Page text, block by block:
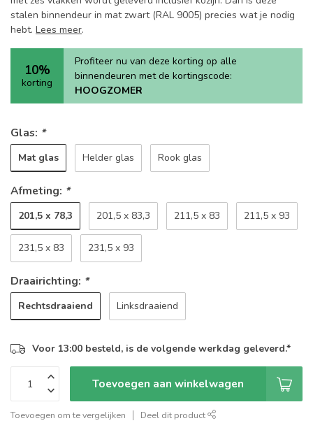
stalen binnendeur in mat zwart (RAL 9005) precies wat je nodig
hebt. Lees meer.
10%
korting
Profiteer nu van deze korting op alle
binnendeuren met de kortingscode:
HOOGZOMER
Glas: *
Mat glas Helder glas Rook glas
Afmeting: *
201,5 x 78,3 201,5 x 83,3 211,5 x 83 211,5 x 93
231,5 x 83 231,5 x 93
Draairichting: *
Rechtsdraaiend Linksdraaiend
Voor 13:00 besteld, is de volgende werkdag geleverd.*
Toevoegen aan winkelwagen
Toevoegen om te vergelijken Deel dit product